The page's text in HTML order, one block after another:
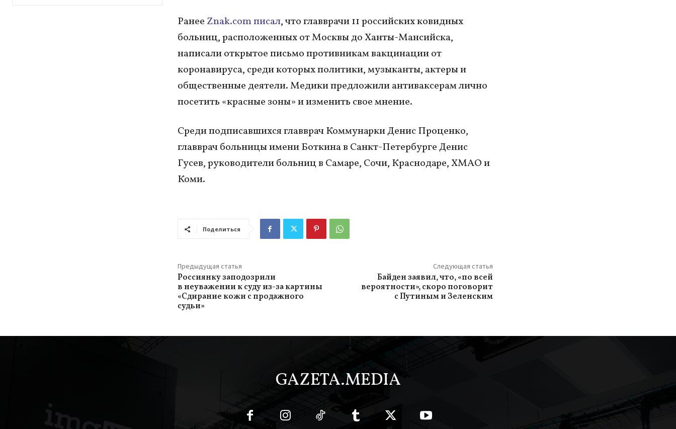
Ранее Znak.com писал, что главврачи 11 российских ковидных
больниц, расположенных от Москвы до Ханты-Мансийска,
написали открытое письмо противникам вакцинации от
коронавируса, среди которых политики, музыканты, актеры и
общественные деятели. Медики предложили антиваксерам лично
посетить «красные зоны» и изменить свое мнение.
Среди подписавшихся главврач Коммунарки Денис Проценко,
главврач больницы имени Боткина в Санкт-Петербурге Денис
Гусев, руководители больниц в Самаре, Сочи, Краснодаре, ХМАО и
Коми.
Поделиться
Предыдущая статья
Россиянку заподозрили
в неуважении к суду из-за картины
«Сдирание кожи с продажного
судьи»
Следующая статья
Байден заявил, что, «по всей
вероятности», скоро поговорит
с Путиным и Зеленским
GAZETA.MEDIA